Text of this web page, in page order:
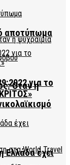
Όταν η
αποτύπωμα
για το
Ελλάδα έχει